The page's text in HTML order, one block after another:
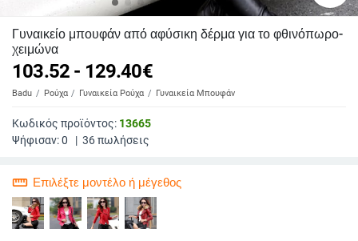
Γυναικείο μπουφάν από αφύσικη δέρμα για το φθινόπωρο-
χειμώνα
103.52 - 129.40€
Badu Ρούχα Γυναικεία Ρούχα Γυναικεία Μπουφάν
Κωδικός προϊόντος: 13665
Ψήφισαν:0 | 36πωλήσεις
straighten Επιλέξτε μοντέλο ή μέγεθος